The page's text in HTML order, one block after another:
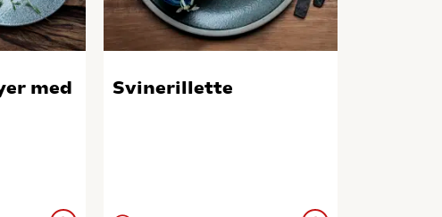
med
Svinerillette